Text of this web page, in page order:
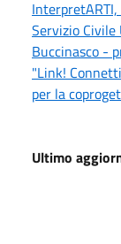
Servizio
Buccinasco -
"Link!
per la
Ultimo